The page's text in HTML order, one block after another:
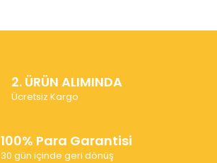
2. ÜRÜN ALIMINDA
Ücretsiz Kargo
100% Para Garantisi
30 gün içinde geri dönüş